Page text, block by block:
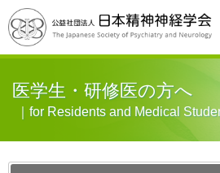
医学生・研修医の方へ
｜for Residents and Medical